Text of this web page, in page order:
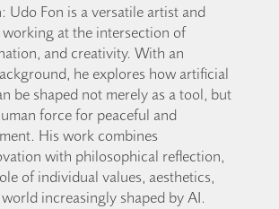
Udo Fon is a versatile artist and
at the intersection of
and creativity. With an
he explores how artificial
be shaped not merely as a tool, but
force for peaceful and
His work combines
with philosophical reflection,
of individual values, aesthetics,
increasingly shaped by AI.